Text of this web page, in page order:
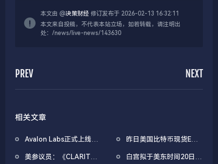
本文由 @决策财经 修订发布于 2026-02-13 16:32:11
本文来自投稿，不代表本站立场，如若转载，请注明出
处：/news/live-news/143630
PREV NEXT
相关文章
Avalon Labs正式上线
昨日美国比特币现货ETF
坊ETF净流出4180万美元
美参议员：《CLARITY
白宫拟于美东时间20日上